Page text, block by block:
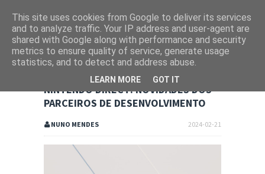
NINTENDO DIRECT: NOVIDADES DOS
PARCEIROS DE DESENVOLVIMENTO
2024-02-21
NUNO MENDES
This site uses cookies from Google to deliver its services
and to analyze traffic. Your IP address and user-agent are
shared with Google along with performance and security
metrics to ensure quality of service, generate usage
statistics, and to detect and address abuse.
LEARN MORE GOT IT